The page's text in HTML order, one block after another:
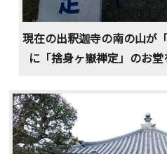
現在の出釈迦寺の南の山が
に「捨身ヶ嶽禅定」のお堂